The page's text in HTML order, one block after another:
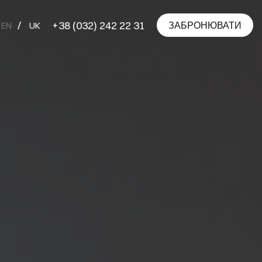
EN UK +38 (032) 242 22 31 ЗАБРОНЮВАТИ